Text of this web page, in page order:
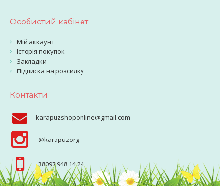
Особистий кабінет
Мій аккаунт
Історія покупок
Закладки
Підписка на розсилку
Контакти
karapuzshoponline@gmail.com
@karapuzorg
38097 948 14 24